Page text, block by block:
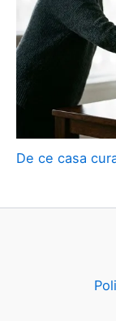
De ce casa